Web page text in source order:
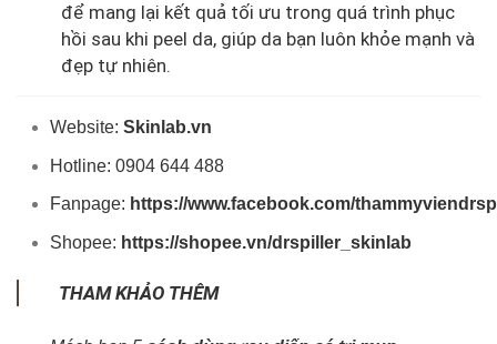
để mang lại kết quả tối ưu trong quá trình phục
hồi sau khi peel da, giúp da bạn luôn khỏe mạnh và
đẹp tự nhiên.
Website: Skinlab.vn
Hotline: 0904 644 488
Fanpage: https://www.facebook.com/
Shopee: https://shopee.vn/drspiller_skinlab
THAM KHẢO THÊM